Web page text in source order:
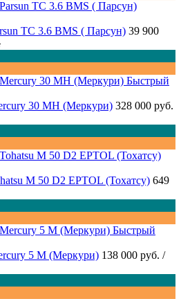
TC 3.6 BMS ( Парсун) 39 900
Быстрый
30 MH (Меркури) 328 000 руб.
M 50 D2 EPTOL (Тохатсу) 649
Быстрый
5 M (Меркури) 138 000 руб. /